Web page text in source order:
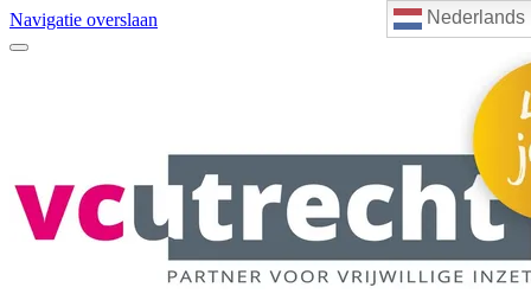
Nederlands
Navigatie overslaan